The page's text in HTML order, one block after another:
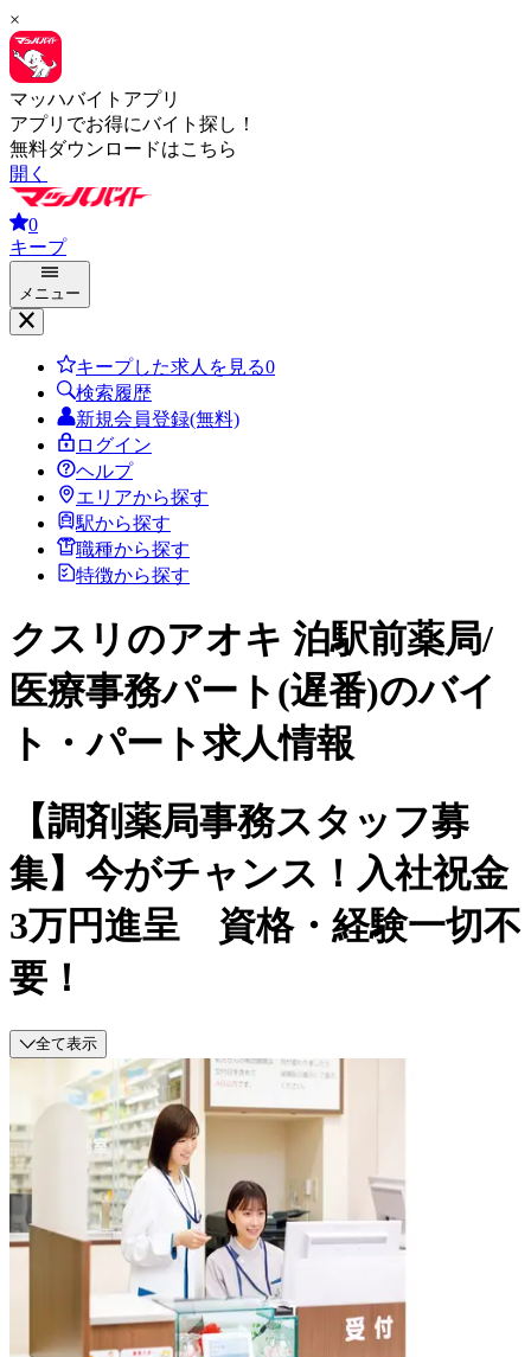
×
マッハバイトアプリ
アプリでお得にバイト探し！
無料ダウンロードはこちら
開く
0
キープ
メニュー
キープした求人を見る0
検索履歴
新規会員登録(無料)
ログイン
ヘルプ
エリアから探す
駅から探す
職種から探す
特徴から探す
クスリのアオキ 泊駅前薬局/
医療事務パート(遅番)のバイ
ト・パート求人情報
【調剤薬局事務スタッフ募
集】今がチャンス！入社祝金
3万円進呈 資格・経験一切不
要！
全て表示